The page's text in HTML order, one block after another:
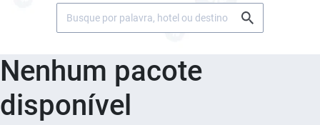
Nenhum pacote
disponível